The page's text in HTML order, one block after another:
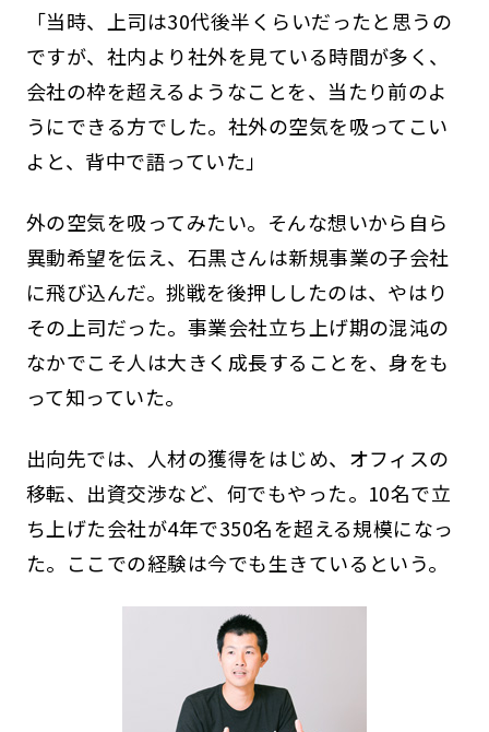
「当時、上司は30代後半くらいだったと思うの
ですが、社内より社外を見ている時間が多く、
会社の枠を超えるようなことを、当たり前のよ
うにできる方でした。社外の空気を吸ってこい
よと、背中で語っていた」
外の空気を吸ってみたい。そんな想いから自ら
異動希望を伝え、石黒さんは新規事業の子会社
に飛び込んだ。挑戦を後押ししたのは、やはり
その上司だった。事業会社立ち上げ期の混沌の
なかでこそ人は大きく成長することを、身をも
って知っていた。
出向先では、人材の獲得をはじめ、オフィスの
移転、出資交渉など、何でもやった。10名で立
ち上げた会社が4年で350名を超える規模になっ
た。ここでの経験は今でも生きているという。